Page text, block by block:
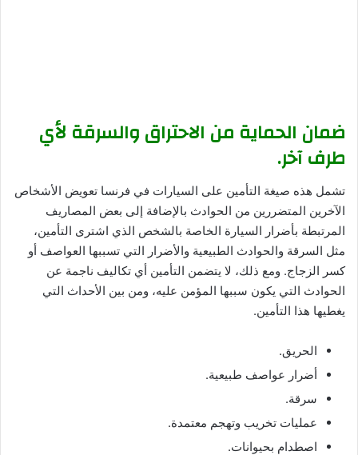
ضمان الحماية من الاحتراق والسرقة لأي
طرف آخر.
تشمل هذه صيغة التأمين على السيارات في فرنسا تعويض الأشخاص
الآخرين المتضررين من الحوادث بالإضافة إلى بعض المصاريف
المرتبطة بأضرار السيارة الخاصة بالشخص الذي اشترى التأمين،
مثل السرقة والحوادث الطبيعية والأضرار التي تسببها العواصف أو
كسر الزجاج. ومع ذلك، لا يتضمن التأمين أي تكاليف ناجمة عن
الحوادث التي يكون سببها المؤمن عليه، ومن بين الأحداث التي
يغطيها هذا التأمين.
الحريق.
أضرار عواصف طبيعية.
سرقة.
عمليات تخريب وتهجم معتمدة.
اصطدام بحيوانات.